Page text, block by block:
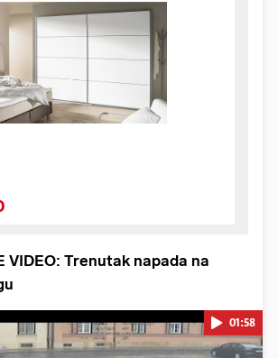
VIDEO: Trenutak napada na
01:58